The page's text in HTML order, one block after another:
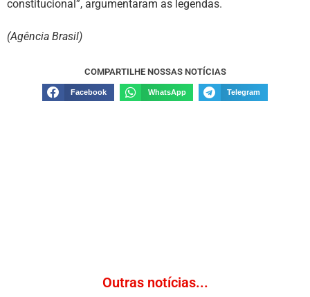
constitucional”, argumentaram as legendas.
(Agência Brasil)
COMPARTILHE NOSSAS NOTÍCIAS
Facebook WhatsApp Telegram
Outras notícias...